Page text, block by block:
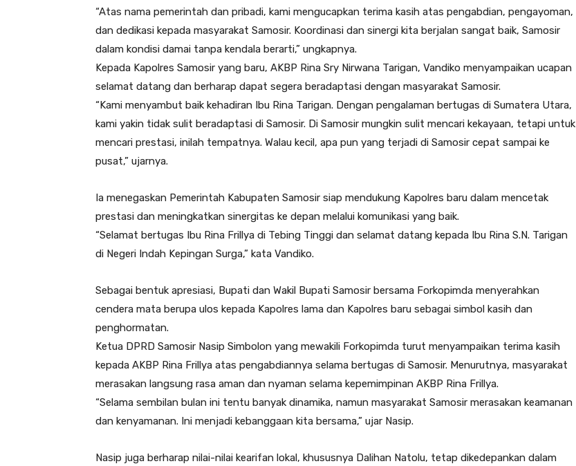
“Atas nama pemerintah dan pribadi, kami mengucapkan terima kasih atas pengabdian, pengayoman,
dan dedikasi kepada masyarakat Samosir. Koordinasi dan sinergi kita berjalan sangat baik, Samosir
dalam kondisi damai tanpa kendala berarti,” ungkapnya.
Kepada Kapolres Samosir yang baru, AKBP Rina Sry Nirwana Tarigan, Vandiko menyampaikan ucapan
selamat datang dan berharap dapat segera beradaptasi dengan masyarakat Samosir.
“Kami menyambut baik kehadiran Ibu Rina Tarigan. Dengan pengalaman bertugas di Sumatera Utara,
kami yakin tidak sulit beradaptasi di Samosir. Di Samosir mungkin sulit mencari kekayaan, tetapi untuk
mencari prestasi, inilah tempatnya. Walau kecil, apa pun yang terjadi di Samosir cepat sampai ke
pusat,” ujarnya.
Ia menegaskan Pemerintah Kabupaten Samosir siap mendukung Kapolres baru dalam mencetak
prestasi dan meningkatkan sinergitas ke depan melalui komunikasi yang baik.
“Selamat bertugas Ibu Rina Frillya di Tebing Tinggi dan selamat datang kepada Ibu Rina S.N. Tarigan
di Negeri Indah Kepingan Surga,” kata Vandiko.
Sebagai bentuk apresiasi, Bupati dan Wakil Bupati Samosir bersama Forkopimda menyerahkan
cendera mata berupa ulos kepada Kapolres lama dan Kapolres baru sebagai simbol kasih dan
penghormatan.
Ketua DPRD Samosir Nasip Simbolon yang mewakili Forkopimda turut menyampaikan terima kasih
kepada AKBP Rina Frillya atas pengabdiannya selama bertugas di Samosir. Menurutnya, masyarakat
merasakan langsung rasa aman dan nyaman selama kepemimpinan AKBP Rina Frillya.
“Selama sembilan bulan ini tentu banyak dinamika, namun masyarakat Samosir merasakan keamanan
dan kenyamanan. Ini menjadi kebanggaan kita bersama,” ujar Nasip.
Nasip juga berharap nilai-nilai kearifan lokal, khususnya Dalihan Natolu, tetap dikedepankan dalam